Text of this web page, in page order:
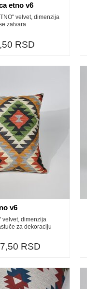
etno v6
velvet, dimenzija
zatvara
RSD
v6
velvet, dimenzija
za dekoraciju
RSD